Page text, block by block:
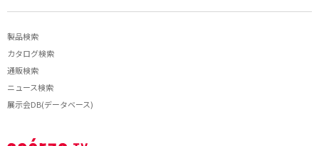
製品検索
カタログ検索
通販検索
ニュース検索
展示会DB(データベース)